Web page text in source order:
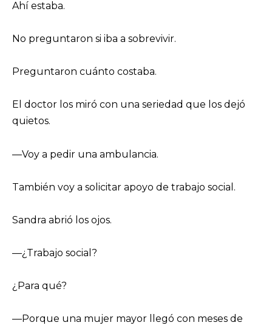
Ahí estaba.
No preguntaron si iba a sobrevivir.
Preguntaron cuánto costaba.
El doctor los miró con una seriedad que los dejó
quietos.
—Voy a pedir una ambulancia.
También voy a solicitar apoyo de trabajo social.
Sandra abrió los ojos.
—¿Trabajo social?
¿Para qué?
—Porque una mujer mayor llegó con meses de